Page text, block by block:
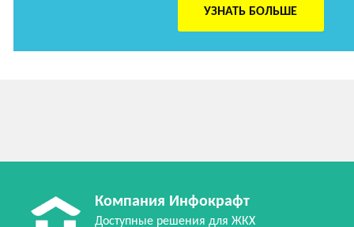
УЗНАТЬ БОЛЬШЕ
Компания Инфокрафт
Доступные решения для ЖКХ